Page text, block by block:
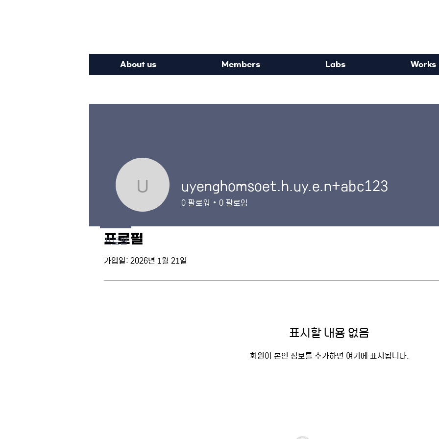
About us Members Labs Works
프로필
가입일: 2026년 1월 21일
표시할 내용 없음
회원이 본인 정보를 추가하면 여기에 표시됩니다.
uyenghomsoet.h.uy.e.n+abc123
uyenghomsoet.h.uy.e.n+abc123
0 팔로워 0 팔로잉
프로필